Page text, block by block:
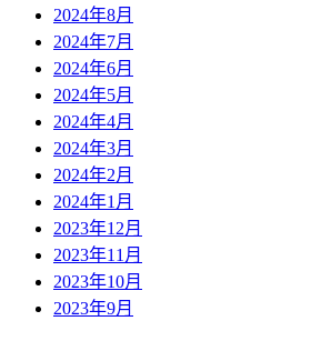
2024年8月
2024年7月
2024年6月
2024年5月
2024年4月
2024年3月
2024年2月
2024年1月
2023年12月
2023年11月
2023年10月
2023年9月